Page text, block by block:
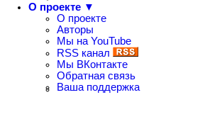
О проекте ▼
О проекте
Авторы
Мы на YouTube
RSS канал
Мы ВКонтакте
Обратная связь
Ваша поддержка